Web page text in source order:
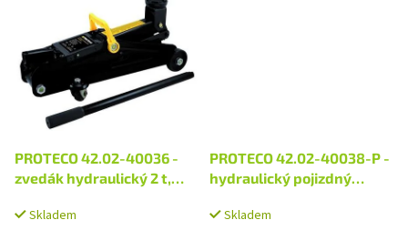
PROTECO 42.02-40036 -
zvedák hydraulický 2 t,
Skladem
PROTECO 42.02-40038-P -
hydraulický pojizdný
PROFI
Skladem